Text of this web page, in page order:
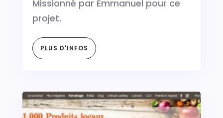
Missionné par Emmanuel pour ce
projet.
PLUS D'INFOS